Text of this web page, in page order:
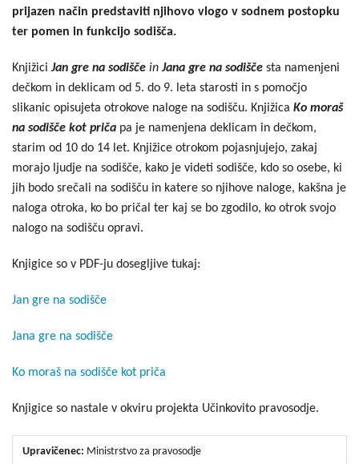
prijazen način predstaviti njihovo vlogo v sodnem postopku
ter pomen in funkcijo sodišča.
KnjižiciJan gre na sodišče inJana gre na sodišče sta namenjeni
dečkom in deklicam od 5. do 9. leta starosti in s pomočjo
slikanic opisujeta otrokove naloge na sodišču. Knjižica Ko moraš
na sodišče kot priča pa je namenjena deklicam in dečkom,
starim od 10 do 14 let. Knjižice otrokom pojasnjujejo, zakaj
morajo ljudje na sodišče, kako je videti sodišče, kdo so osebe, ki
jih bodo srečali na sodišču in katere so njihove naloge, kakšna je
naloga otroka, ko bo pričal ter kaj se bo zgodilo, ko otrok svojo
nalogo na sodišču opravi.
Knjigice so v PDF-ju dosegljive tukaj:
Jan gre na sodišče
Jana gre na sodišče
Ko moraš na sodišče kot priča
Knjigice so nastale v okviru projekta Učinkovito pravosodje.
Upravičenec: Ministrstvo za pravosodje